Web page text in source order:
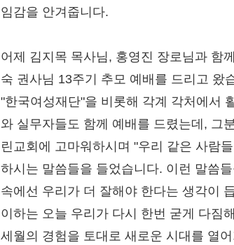
임감을 안겨줍니다.
어제 김지목 목사님, 홍영진 장로님과 함
숙 권사님 13주기 추모 예배를 드리고 왔
"한국여성재단"을 비롯해 각계 각처에서
와 실무자들도 함께 예배를 드렸는데, 그
린교회에 고마워하시며 "우리 같은 사람
하시는 말씀들을 들었습니다. 이런 말씀
속에선 우리가 더 잘해야 한다는 생각이
이하는 오늘 우리가 다시 한번 굳게 다짐
세월의 경험을 토대로 새로운 시대를 열